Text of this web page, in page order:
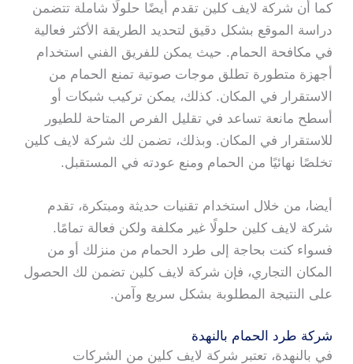
كما أن شركة لايف كلين تقدم أيضًا حلولًا شاملة تتضمن
دراسة الموقع بشكل دقيق لتحديد الطريقة الأكثر فعالية
في مكافحة الحمام. حيث يمكن للفريق الفني استخدام
أجهزة متطورة تطلق موجات صوتية تمنع الحمام من
الاستقرار في المكان. كذلك، يمكن تركيب شبكات أو
أسطح مانعة تساعد في تقليل الفرص المتاحة للطيور
للاستقرار في المكان. وبذلك، تضمن لك شركة لايف كلين
تخلصًا نهائيًا من الحمام ومنع عودته في المستقبل.
أيضا، من خلال استخدام تقنيات حديثة ومبتكرة، تقدم
شركة لايف كلين حلولًا غير مكلفة ولكن فعالة تمامًا.
فسواء كنت بحاجة إلى طرد الحمام من منزلك أو من
المكان التجاري، فإن شركة لايف كلين تضمن لك الحصول
على النتيجة المطلوبة بشكل سريع وآمن.
شركة طرد الحمام بالنهدة
في بالنهدة، تعتبر شركة لايف كلين من الشركات